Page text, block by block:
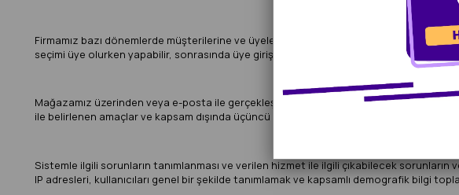
Firmamız bazı dönemlerde müşterilerine ve üyelerine kampanya bilgileri, yeni
seçimi üye olurken yapabilir, sonrasında üye girişi yaptıktan sonra hesap bilgileri
Mağazamız üzerinden veya e-posta ile gerçekleştirilen onay sürecinde, üyelerimiz
ile belirlenen amaçlar ve kapsam dışında üçüncü kişilere açıklanmayacaktır.
Sistemle ilgili sorunların tanımlanması ve verilen hizmet ile ilgili çıkabilecek
IP adresleri, kullanıcıları genel bir şekilde tanımlamak ve kapsamlı demografik bilgi